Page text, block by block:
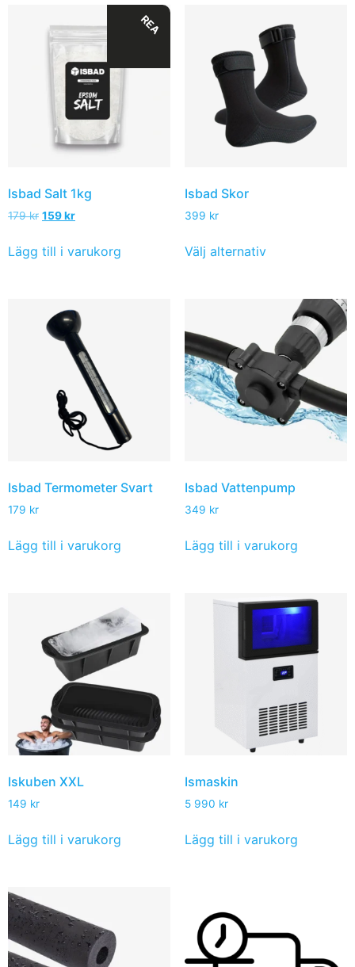
REA
Isbad Salt 1kg
179kr 159kr
Lägg till i varukorg
Isbad Skor
399 kr
Välj alternativ
Isbad Termometer Svart
179 kr
Lägg till i varukorg
Isbad Vattenpump
349 kr
Lägg till i varukorg
Iskuben XXL
149 kr
Lägg till i varukorg
Ismaskin
5 990 kr
Lägg till i varukorg